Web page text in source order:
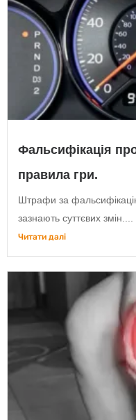
Фальсифікація
правила гри.
Штрафи за фальсифікацію
зазнають суттєвих змін....
Читати далі